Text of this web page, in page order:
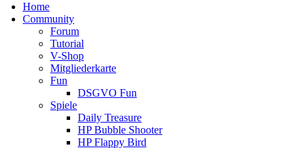
Home
Community
Forum
Tutorial
V-Shop
Mitgliederkarte
Fun
DSGVO Fun
Spiele
Daily Treasure
HP Bubble Shooter
HP Flappy Bird